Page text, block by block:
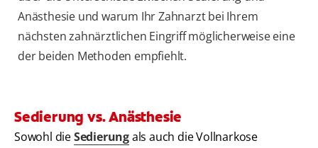
Anästhesie und warum Ihr Zahnarzt bei Ihrem
nächsten zahnärztlichen Eingriff möglicherweise eine
der beiden Methoden empfiehlt.
Sedierung vs. Anästhesie
Sowohl dieSedierungals auch die Vollnarkose